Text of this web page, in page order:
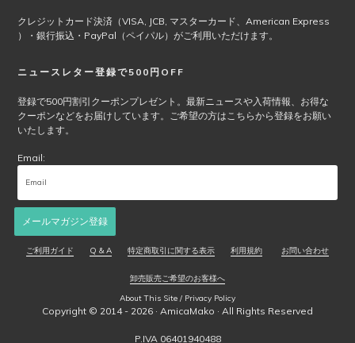
ー
ジ
ら
選
択
ま
クレジットカード決済（VISA, JCB, マスターカード、American Express
）・銀行振込・PayPal（ペイパル）がご利用いただけます。
ニュースレター登録で500円OFF
登録で500円割引クーポンプレゼント。最新ニュースや入荷情報、お得な
クーポンなどをお届けしています。ご希望の方はこちらから登録をお願い
いたします。
Email:
メールマガジン登録
ご利用ガイド Q & A 特定商取引に関する表示 利用規約 お問い合わせ
卸売販売ご希望のお客様へ
About This Site / Privacy Policy
Copyright © 2014 - 2026 · AmicaMako · All Rights Reserved
P.IVA 06401940488